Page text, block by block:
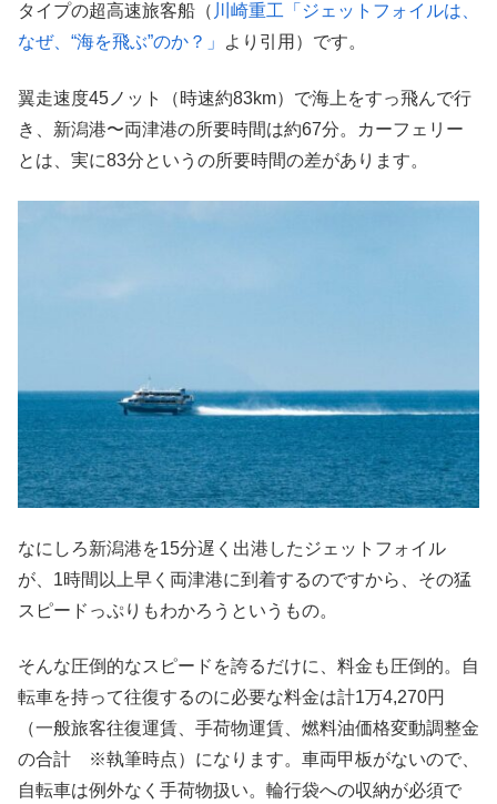
タイプの超高速旅客船（ 川崎重工「ジェットフォイルは、
なぜ、“海を飛ぶ”のか？」
より引用）です。
翼走速度45ノット（時速約83km）で海上をすっ飛んで行
き、新潟港〜両津港の所要時間は約67分。カーフェリー
とは、実に83分というの所要時間の差があります。
なにしろ新潟港を15分遅く出港したジェットフォイル
が、1時間以上早く両津港に到着するのですから、その猛
スピードっぷりもわかろうというもの。
そんな圧倒的なスピードを誇るだけに、料金も圧倒的。自
転車を持って往復するのに必要な料金は計1万4,270円
（一般旅客往復運賃、手荷物運賃、燃料油価格変動調整金
の合計 ※執筆時点）になります。車両甲板がないので、
自転車は例外なく手荷物扱い。輪行袋への収納が必須で